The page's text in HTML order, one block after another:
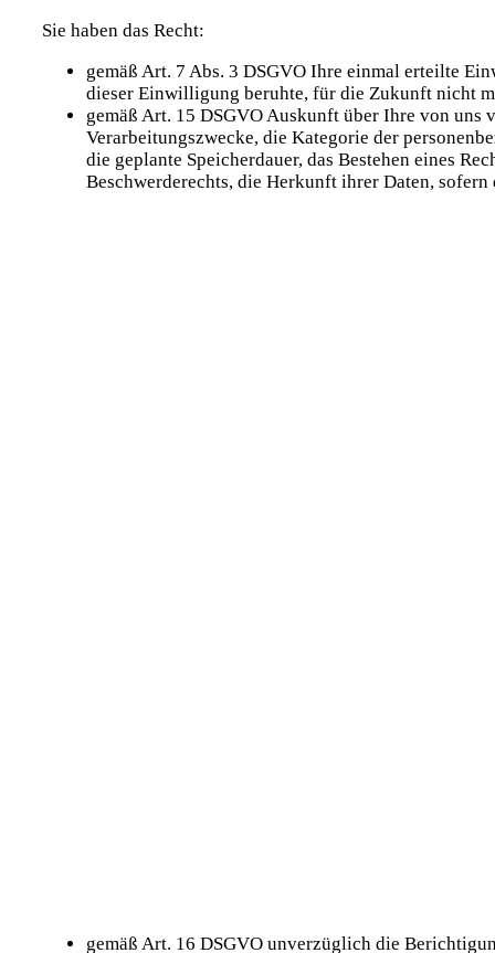
Sie haben das Recht:
gemäß Art. 7 Abs. 3 DSGVO Ihre einmal erteilte
dieser Einwilligung beruhte, für die Zukunft nicht
gemäß Art. 15 DSGVO Auskunft über Ihre von uns
Verarbeitungszwecke, die Kategorie der
die geplante Speicherdauer, das Bestehen eines
Beschwerderechts, die Herkunft ihrer Daten,
gemäß Art. 16 DSGVO unverzüglich die